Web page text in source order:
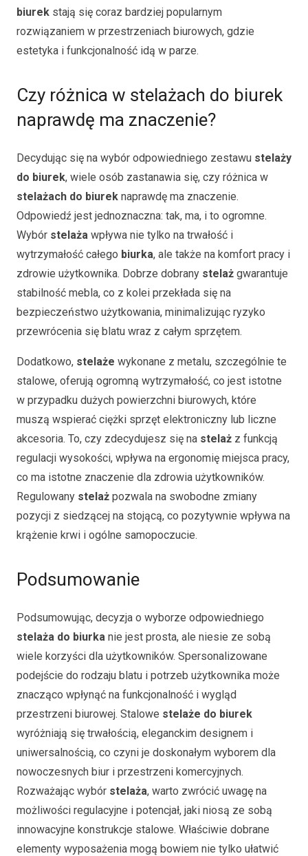
biurek stają się coraz bardziej popularnym
rozwiązaniem w przestrzeniach biurowych, gdzie
estetyka i funkcjonalność idą w parze.
Czy różnica w stelażach do biurek
naprawdę ma znaczenie?
Decydując się na wybór odpowiedniego zestawu stelaży
do biurek, wiele osób zastanawia się, czy różnica w
stelażach do biurek naprawdę ma znaczenie.
Odpowiedź jest jednoznaczna: tak, ma, i to ogromne.
Wybór stelaża wpływa nie tylko na trwałość i
wytrzymałość całego biurka, ale także na komfort pracy i
zdrowie użytkownika. Dobrze dobrany stelaż gwarantuje
stabilność mebla, co z kolei przekłada się na
bezpieczeństwo użytkowania, minimalizując ryzyko
przewrócenia się blatu wraz z całym sprzętem.
Dodatkowo, stelaże wykonane z metalu, szczególnie te
stalowe, oferują ogromną wytrzymałość, co jest istotne
w przypadku dużych powierzchni biurowych, które
muszą wspierać ciężki sprzęt elektroniczny lub liczne
akcesoria. To, czy zdecydujesz się na stelaż z funkcją
regulacji wysokości, wpływa na ergonomię miejsca pracy,
co ma istotne znaczenie dla zdrowia użytkowników.
Regulowany stelaż pozwala na swobodne zmiany
pozycji z siedzącej na stojącą, co pozytywnie wpływa na
krążenie krwi i ogólne samopoczucie.
Podsumowanie
Podsumowując, decyzja o wyborze odpowiedniego
stelaża do biurka nie jest prosta, ale niesie ze sobą
wiele korzyści dla użytkowników. Spersonalizowane
podejście do rodzaju blatu i potrzeb użytkownika może
znacząco wpłynąć na funkcjonalność i wygląd
przestrzeni biurowej. Stalowe stelaże do biurek
wyróżniają się trwałością, eleganckim designem i
uniwersalnością, co czyni je doskonałym wyborem dla
nowoczesnych biur i przestrzeni komercyjnych.
Rozważając wybór stelaża, warto zwrócić uwagę na
możliwości regulacyjne i potencjał, jaki niosą ze sobą
innowacyjne konstrukcje stalowe. Właściwie dobrane
elementy wyposażenia mogą bowiem nie tylko ułatwić